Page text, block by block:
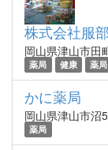
株式会社服
岡山県津山市田
薬局 健康 薬局
かに薬局
岡山県津山市沼
薬局